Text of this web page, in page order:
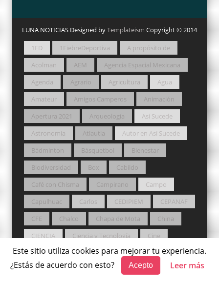
Este sitio utiliza cookies para mejorar tu experiencia.
¿Estás de acuerdo con esto?
Acepto Leer más
LUNA NOTICIAS Designed byTemplateism Copyright © 2014
1FD 1FiebreDeportiva
A propósito de
Acolman
AEM
Agencia Espacial Mexicana
Agenda
Agrario Agricultura
Agua
Amateur
Amigos Camperos
Animación
Apertura 2021
Arqueología
Así Sucede
Astronomía
Atlautla
Autor en Así Sucede
Bádminton
Básquetbol
Bienestar
Biodiversidad
Box
Cabildo
Café con Chisma
Campirano
Campo
Capulhuac
Carlos CEDIPIEM
CEPANAF
CFE
Chalco Chapa de Mota
China
CIENCIA
Ciencia y Tecnología
Cine
Ciudadano
Clima CMLL
Codhem
Colmex
CONAVI Conciertos Congreso